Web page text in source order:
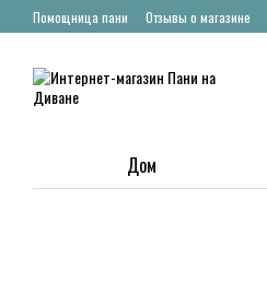
Перейти к основному контенту
Помощница пани Отзывы о магазине
Дом